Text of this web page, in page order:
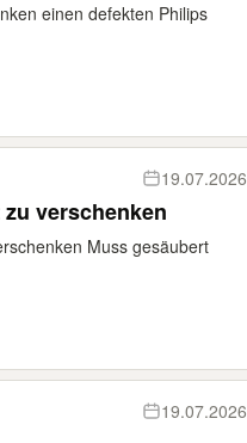
einen defekten Philips
19.07.2026
verschenken
Muss gesäubert
19.07.2026